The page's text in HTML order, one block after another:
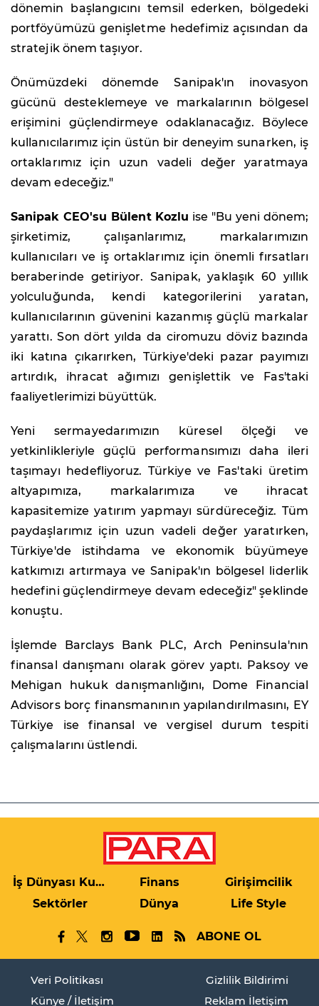
dönemin başlangıcını temsil ederken, bölgedeki
portföyümüzü genişletme hedefimiz açısından da
stratejik önem taşıyor.
Önümüzdeki dönemde Sanipak'ın inovasyon
gücünü desteklemeye ve markalarının bölgesel
erişimini güçlendirmeye odaklanacağız. Böylece
kullanıcılarımız için üstün bir deneyim sunarken, iş
ortaklarımız için uzun vadeli değer yaratmaya
devam edeceğiz."
Sanipak CEO'su Bülent Kozlu ise "Bu yeni dönem;
şirketimiz, çalışanlarımız, markalarımızın
kullanıcıları ve iş ortaklarımız için önemli fırsatları
beraberinde getiriyor. Sanipak, yaklaşık 60 yıllık
yolculuğunda, kendi kategorilerini yaratan,
kullanıcılarının güvenini kazanmış güçlü markalar
yarattı. Son dört yılda da ciromuzu döviz bazında
iki katına çıkarırken, Türkiye'deki pazar payımızı
artırdık, ihracat ağımızı genişlettik ve Fas'taki
faaliyetlerimizi büyüttük.
Yeni sermayedarımızın küresel ölçeği ve
yetkinlikleriyle güçlü performansımızı daha ileri
taşımayı hedefliyoruz. Türkiye ve Fas'taki üretim
altyapımıza, markalarımıza ve ihracat
kapasitemize yatırım yapmayı sürdüreceğiz. Tüm
paydaşlarımız için uzun vadeli değer yaratırken,
Türkiye'de istihdama ve ekonomik büyümeye
katkımızı artırmaya ve Sanipak'ın bölgesel liderlik
hedefini güçlendirmeye devam edeceğiz" şeklinde
konuştu.
İşlemde Barclays Bank PLC, Arch Peninsula'nın
finansal danışmanı olarak görev yaptı. Paksoy ve
Mehigan hukuk danışmanlığını, Dome Financial
Advisors borç finansmanının yapılandırılmasını, EY
Türkiye ise finansal ve vergisel durum tespiti
çalışmalarını üstlendi.
İş Dünyası Kulis Finans
Girişimcilik
Sektörler
Dünya Life Style
ABONE OL
Veri Politikası
Gizlilik Bildirimi
Künye / İletişim
Reklam İletişim